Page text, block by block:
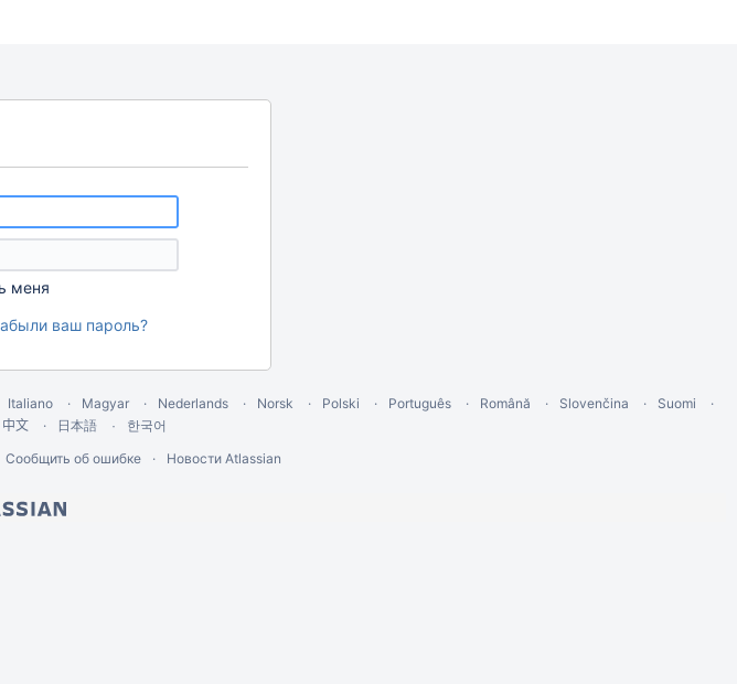
меня
ваш пароль?
Italiano Magyar Nederlands Norsk Polski Português Română Slovenčina
Suomi
中文 日本語
한국어
Сообщить об ошибке Новости Atlassian